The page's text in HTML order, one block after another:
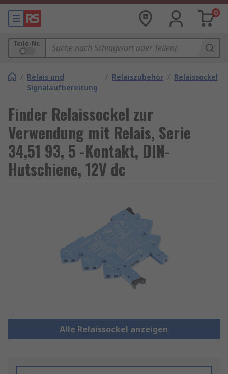
0
Teile-Nr.
/ Relais und
Signalaufbereitung
/ Relaiszubehör / Relaissockel
Finder Relaissockel zur
Verwendung mit Relais, Serie
34,51 93, 5 -Kontakt, DIN-
Hutschiene, 12V dc
Alle Relaissockel anzeigen